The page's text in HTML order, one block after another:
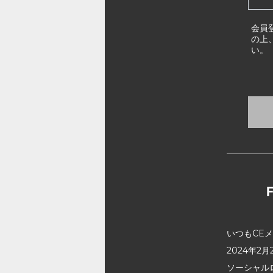
会員
の上
い。
いつもCE
2024年2月
ソーシャ